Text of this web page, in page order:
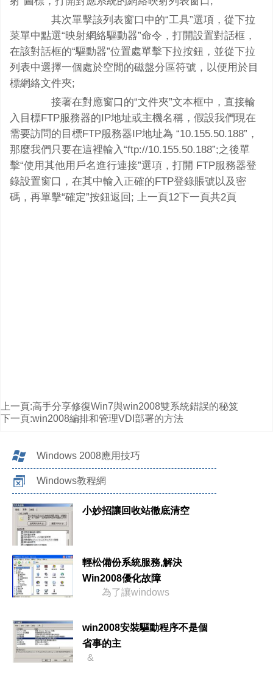
其次單擊該列表窗口中的“工具”選項，從下拉
菜單中點選“映射網絡驅動器”命令，打開設置對話框，
在該對話框的“驅動器”位置處單擊下拉按鈕，並從下拉
列表中選擇一個處於空閒的磁盤分區符號，以便用於目
標網絡文件夾;
接著在對應窗口的“文件夾”文本框中，直接輸
入目標FTP服務器的IP地址或主機名稱，假設我們現在
需要訪問的目標FTP服務器IP地址為 “10.155.50.188”，
那麼我們只要在這裡輸入“ftp://10.155.50.188”;之後單
擊“使用其他用戶名進行連接”選項，打開 FTP服務器登
錄設置窗口，在其中輸入正確的FTP登錄賬號以及密
碼，再單擊“確定”按鈕返回; 上一頁12下一頁共2頁
上一頁:高手分享修復Win7與win2008雙系統錯誤的秘笈
下一頁:win2008編排和管理VDI部署的方法
Windows 2008應用技巧
Windows教程網
小妙招讓回收站徹底清空
輕松備份系統服務,解決
Win2008優化故障
為了讓windows
win2008安裝驅動程序不是個
省事的主
&